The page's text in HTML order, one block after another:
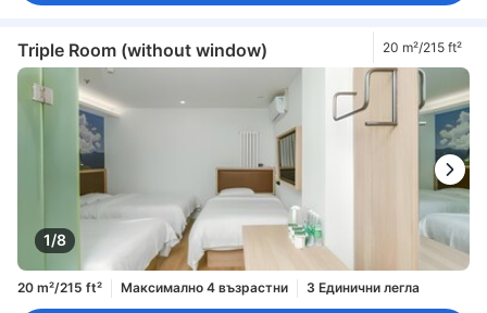
Triple Room (without window) 20 m²/215 ft²
1/8
20 m²/215 ft² Максимално 4 възрастни 3 Единични легла